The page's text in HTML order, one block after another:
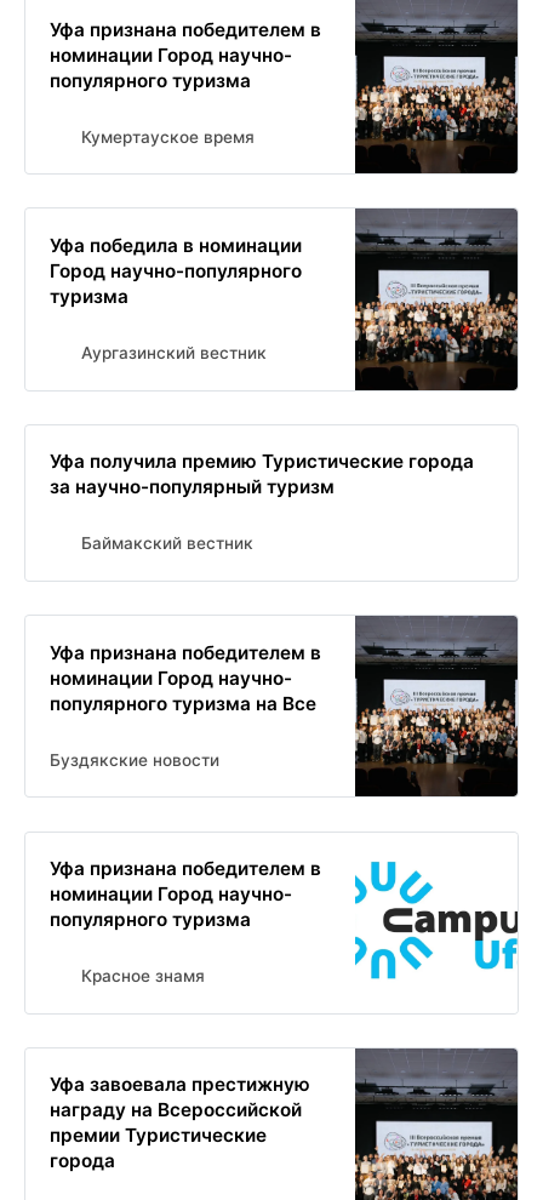
Уфа признана победителем в
номинации Город научно-
популярного туризма
Кумертауское время
Уфа победила в номинации
Город научно-популярного
туризма
Аургазинский вестник
Уфа получила премию Туристические города
за научно-популярный туризм
Баймакский вестник
Уфа признана победителем в
номинации Город научно-
популярного туризма на Все
Буздякские новости
Уфа признана победителем в
номинации Город научно-
популярного туризма
Красное знамя
Уфа завоевала престижную
награду на Всероссийской
премии Туристические
города